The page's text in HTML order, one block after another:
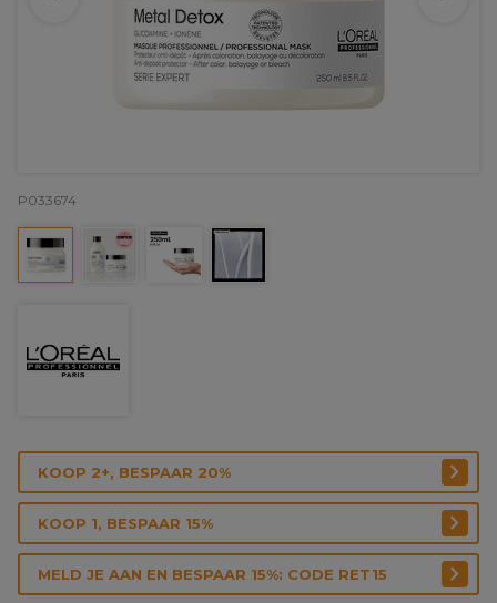
P033674
KOOP 2+, BESPAAR 20%
KOOP 1, BESPAAR 15%
MELD JE AAN EN BESPAAR 15%: CODE RET15